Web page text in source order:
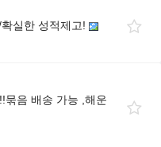
실한 성적제고!
묶음 배송 가능 ,해운